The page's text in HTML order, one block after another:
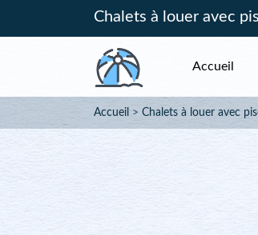
Chalets à louer avec
Accueil
Accueil Chalets à louer avec